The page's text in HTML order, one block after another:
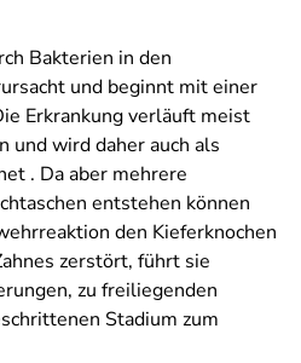
Bakterien in den
und beginnt mit einer
Erkrankung verläuft meist
und wird daher auch als
. Da aber mehrere
entstehen können
den Kieferknochen
zerstört, führt sie
zu freiliegenden
Stadium zum